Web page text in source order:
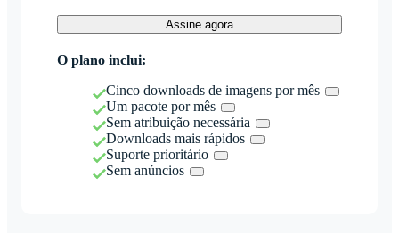
Assine agora
O plano inclui:
Cinco downloads de imagens por mês
Um pacote por mês
Sem atribuição necessária
Downloads mais rápidos
Suporte prioritário
Sem anúncios